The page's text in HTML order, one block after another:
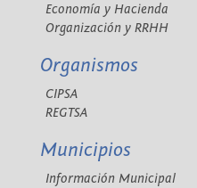
Economía y Hacienda
Organización y RRHH
Organismos
CIPSA
REGTSA
Municipios
Información Municipal